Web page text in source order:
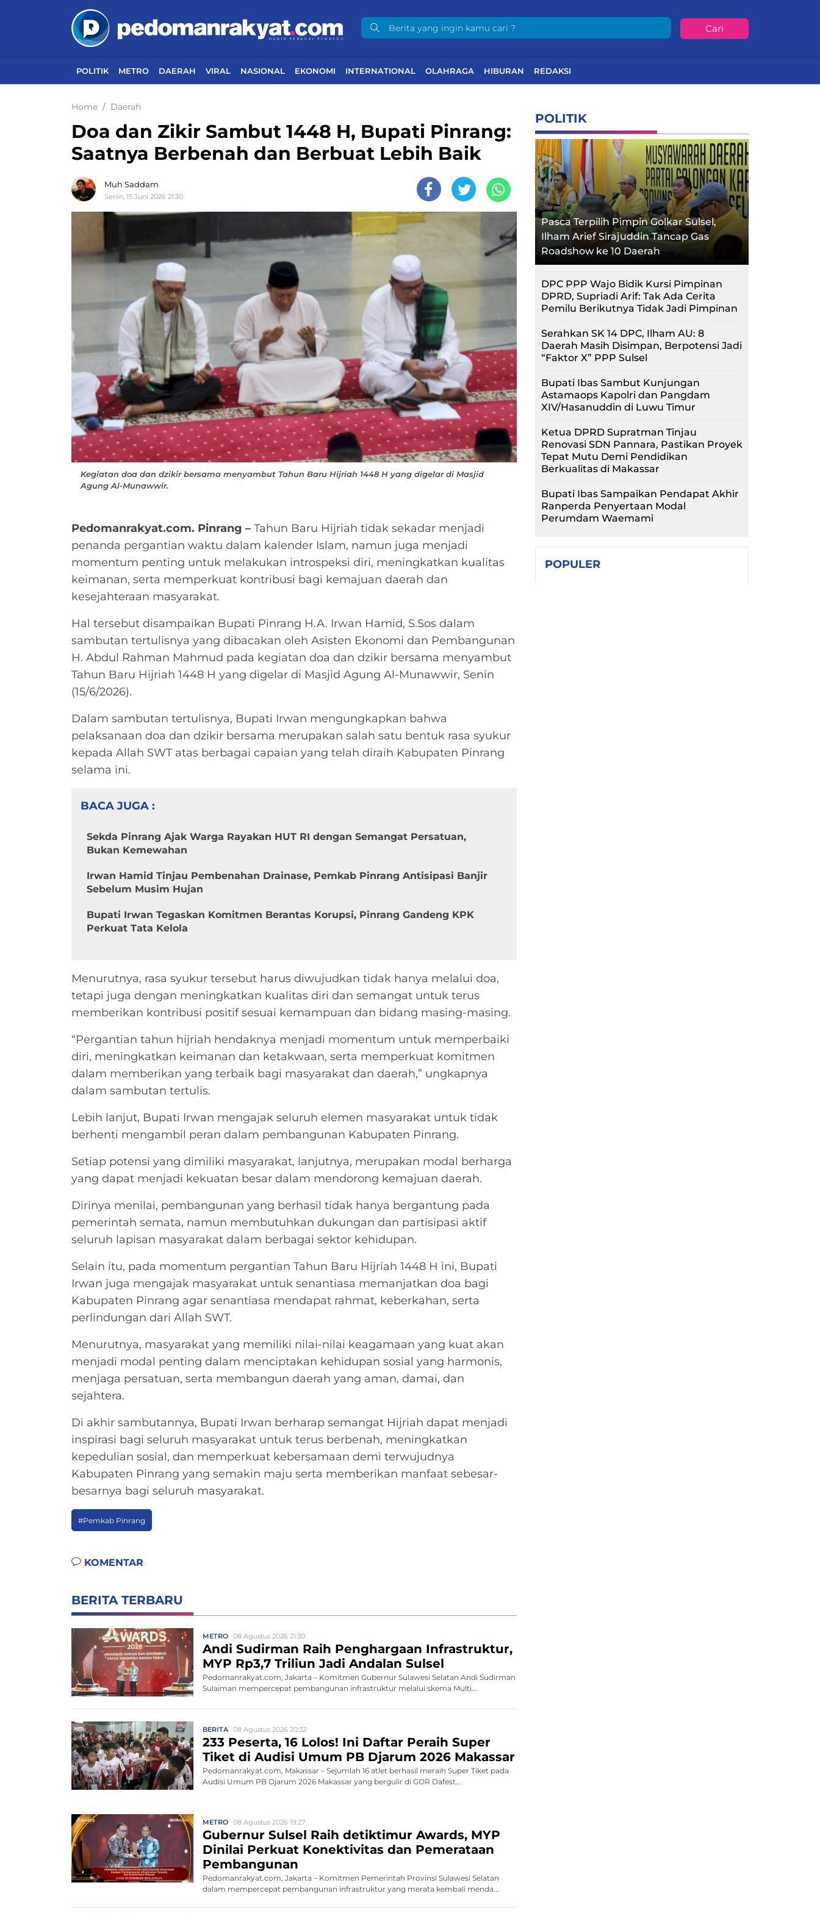
Cari
POLITIK METRO DAERAH VIRAL NASIONAL EKONOMI INTERNATIONAL OLAHRAGA HIBURAN REDAKSI
Home Daerah
Doa dan Zikir Sambut 1448 H, Bupati Pinrang:
Saatnya Berbenah dan Berbuat Lebih Baik
Muh Saddam
Senin, 15 Juni 2026 21:30
Kegiatan doa dan dzikir bersama menyambut Tahun Baru Hijriah 1448 H yang digelar di Masjid
Agung Al-Munawwir.
Pedomanrakyat.com. Pinrang – Tahun Baru Hijriah tidak sekadar menjadi
penanda pergantian waktu dalam kalender Islam, namun juga menjadi
momentum penting untuk melakukan introspeksi diri, meningkatkan kualitas
keimanan, serta memperkuat kontribusi bagi kemajuan daerah dan
kesejahteraan masyarakat.
Hal tersebut disampaikan Bupati Pinrang H.A. Irwan Hamid, S.Sos dalam
sambutan tertulisnya yang dibacakan oleh Asisten Ekonomi dan Pembangunan
H. Abdul Rahman Mahmud pada kegiatan doa dan dzikir bersama menyambut
Tahun Baru Hijriah 1448 H yang digelar di Masjid Agung Al-Munawwir, Senin
(15/6/2026).
Dalam sambutan tertulisnya, Bupati Irwan mengungkapkan bahwa
pelaksanaan doa dan dzikir bersama merupakan salah satu bentuk rasa syukur
kepada Allah SWT atas berbagai capaian yang telah diraih Kabupaten Pinrang
selama ini.
BACA JUGA :
Sekda Pinrang Ajak Warga Rayakan HUT RI dengan Semangat Persatuan,
Bukan Kemewahan
Irwan Hamid Tinjau Pembenahan Drainase, Pemkab Pinrang Antisipasi Banjir
Sebelum Musim Hujan
Bupati Irwan Tegaskan Komitmen Berantas Korupsi, Pinrang Gandeng KPK
Perkuat Tata Kelola
Menurutnya, rasa syukur tersebut harus diwujudkan tidak hanya melalui doa,
tetapi juga dengan meningkatkan kualitas diri dan semangat untuk terus
memberikan kontribusi positif sesuai kemampuan dan bidang masing-masing.
“Pergantian tahun hijriah hendaknya menjadi momentum untuk memperbaiki
diri, meningkatkan keimanan dan ketakwaan, serta memperkuat komitmen
dalam memberikan yang terbaik bagi masyarakat dan daerah,” ungkapnya
dalam sambutan tertulis.
Lebih lanjut, Bupati Irwan mengajak seluruh elemen masyarakat untuk tidak
berhenti mengambil peran dalam pembangunan Kabupaten Pinrang.
Setiap potensi yang dimiliki masyarakat, lanjutnya, merupakan modal berharga
yang dapat menjadi kekuatan besar dalam mendorong kemajuan daerah.
Dirinya menilai, pembangunan yang berhasil tidak hanya bergantung pada
pemerintah semata, namun membutuhkan dukungan dan partisipasi aktif
seluruh lapisan masyarakat dalam berbagai sektor kehidupan.
Selain itu, pada momentum pergantian Tahun Baru Hijriah 1448 H ini, Bupati
Irwan juga mengajak masyarakat untuk senantiasa memanjatkan doa bagi
Kabupaten Pinrang agar senantiasa mendapat rahmat, keberkahan, serta
perlindungan dari Allah SWT.
Menurutnya, masyarakat yang memiliki nilai-nilai keagamaan yang kuat akan
menjadi modal penting dalam menciptakan kehidupan sosial yang harmonis,
menjaga persatuan, serta membangun daerah yang aman, damai, dan
sejahtera.
Di akhir sambutannya, Bupati Irwan berharap semangat Hijriah dapat menjadi
inspirasi bagi seluruh masyarakat untuk terus berbenah, meningkatkan
kepedulian sosial, dan memperkuat kebersamaan demi terwujudnya
Kabupaten Pinrang yang semakin maju serta memberikan manfaat sebesar-
besarnya bagi seluruh masyarakat.
#Pemkab Pinrang
KOMENTAR
BERITA TERBARU
METRO 08 Agustus 2026 21:30
Andi Sudirman Raih Penghargaan Infrastruktur,
MYP Rp3,7 Triliun Jadi Andalan Sulsel
Pedomanrakyat.com, Jakarta – Komitmen Gubernur Sulawesi Selatan Andi Sudirman
Sulaiman mempercepat pembangunan infrastruktur melalui skema Multi...
BERITA 08 Agustus 2026 20:32
233 Peserta, 16 Lolos! Ini Daftar Peraih Super
Tiket di Audisi Umum PB Djarum 2026 Makassar
Pedomanrakyat.com, Makassar – Sejumlah 16 atlet berhasil meraih Super Tiket pada
Audisi Umum PB Djarum 2026 Makassar yang bergulir di GOR Dafest...
METRO 08 Agustus 2026 19:27
Gubernur Sulsel Raih detiktimur Awards, MYP
Dinilai Perkuat Konektivitas dan Pemerataan
Pembangunan
Pedomanrakyat.com, Jakarta – Komitmen Pemerintah Provinsi Sulawesi Selatan
dalam mempercepat pembangunan infrastruktur yang merata kembali menda...
POLITIK
Pasca Terpilih Pimpin Golkar Sulsel,
Ilham Arief Sirajuddin Tancap Gas
Roadshow ke 10 Daerah
DPC PPP Wajo Bidik Kursi Pimpinan
DPRD, Supriadi Arif: Tak Ada Cerita
Pemilu Berikutnya Tidak Jadi Pimpinan
Serahkan SK 14 DPC, Ilham AU: 8
Daerah Masih Disimpan, Berpotensi Jadi
“Faktor X” PPP Sulsel
Bupati Ibas Sambut Kunjungan
Astamaops Kapolri dan Pangdam
XIV/Hasanuddin di Luwu Timur
Ketua DPRD Supratman Tinjau
Renovasi SDN Pannara, Pastikan Proyek
Tepat Mutu Demi Pendidikan
Berkualitas di Makassar
Bupati Ibas Sampaikan Pendapat Akhir
Ranperda Penyertaan Modal
Perumdam Waemami
POPULER